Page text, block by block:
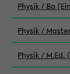
Physik / Ba
Physik /
Physik / M.Ed.